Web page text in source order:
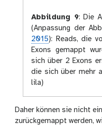
Abbildung 9: Die
(Anpassung der
2015): Reads, die
Exons gemappt
sich über 2 Exons
die sich über mehr
lila)
Daher können sie nicht
zurückgemappt werden,